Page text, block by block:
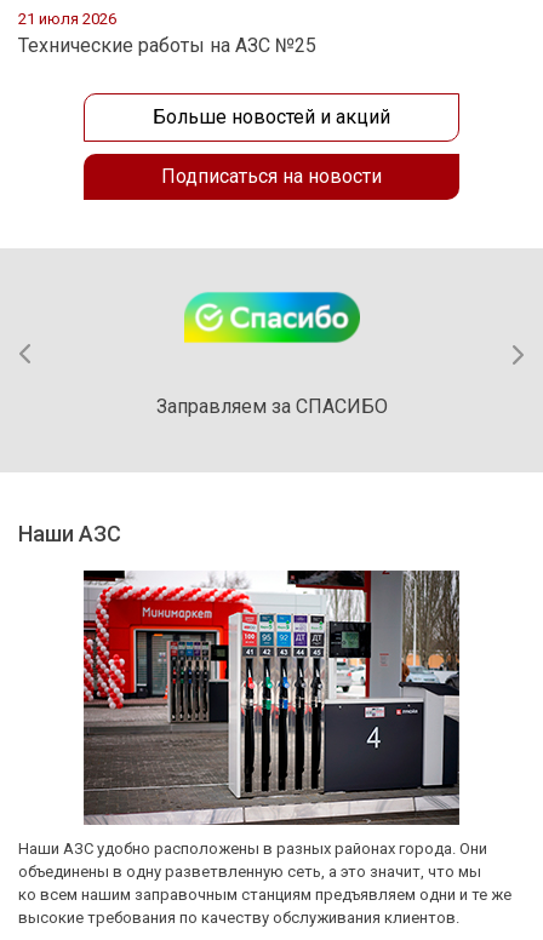
Заправляем за СПАСИБО
21 июля 2026
Технические работы на АЗС №25
Больше новостей и акций
Подписаться на новости
Наши АЗС
Наши АЗС удобно расположены в разных районах города. Они
объединены в одну разветвленную сеть, а это значит, что мы
ко всем нашим заправочным станциям предъявляем одни и те же
высокие требования по качеству обслуживания клиентов.